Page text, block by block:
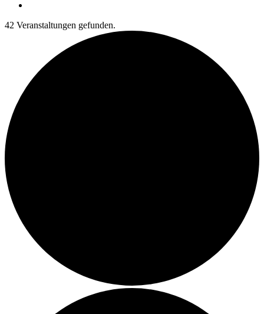
42 Veranstaltungen gefunden.